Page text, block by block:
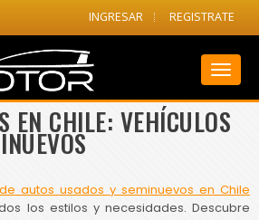
INGRESAR REGISTRATE
EN CHILE: VEHÍCULOS
autos usados y seminuevos en Chile
los estilos y necesidades. Descubre